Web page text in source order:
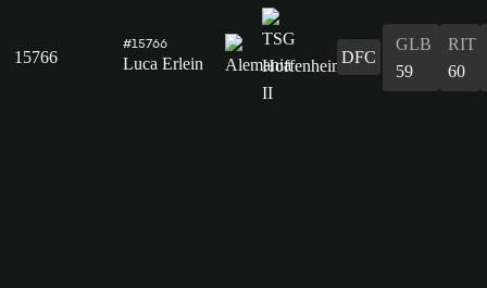
15766
#15766
Luca Erlein DFC
GLB
59
RIT
60